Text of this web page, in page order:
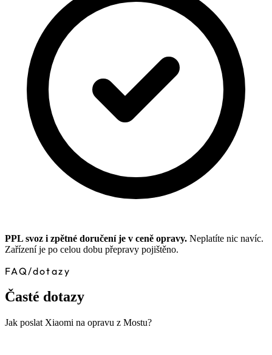
PPL svoz i zpětné doručení je v ceně opravy. Neplatíte nic navíc.
Zařízení je po celou dobu přepravy pojištěno.
FAQ /dotazy
Časté dotazy
Jak poslat Xiaomi na opravu z Mostu?